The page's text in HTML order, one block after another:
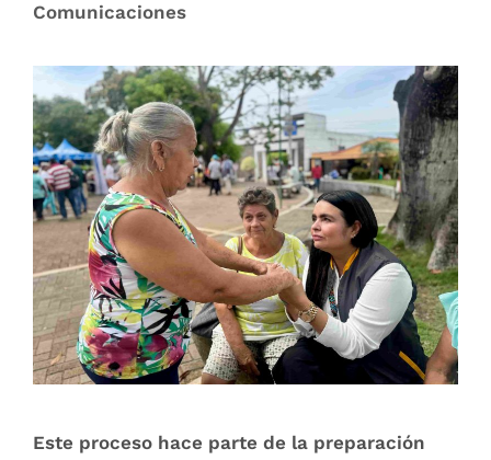
Comunicaciones
Este proceso hace parte de la preparación